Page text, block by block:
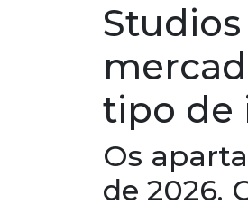
tipo de
Os
de 2026.